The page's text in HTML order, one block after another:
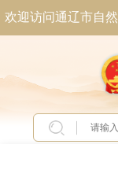
欢迎访问通辽市自然